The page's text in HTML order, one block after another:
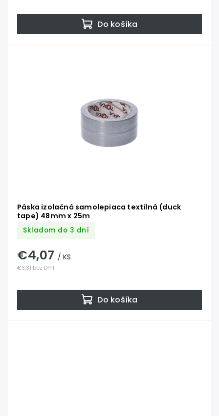
Do košíka
Páska izolačná samolepiaca textilná (duck
tape) 48mm x 25m
Skladom do 3 dní
€3,31 bez DPH
€4,07 / KS
Do košíka